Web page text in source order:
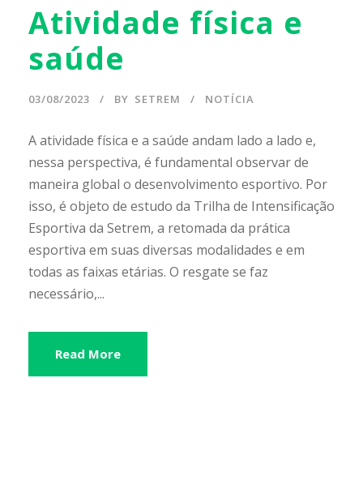
Atividade física e
saúde
03/08/2023 BY SETREM NOTÍCIA
A atividade física e a saúde andam lado a lado e,
nessa perspectiva, é fundamental observar de
maneira global o desenvolvimento esportivo. Por
isso, é objeto de estudo da Trilha de Intensificação
Esportiva da Setrem, a retomada da prática
esportiva em suas diversas modalidades e em
todas as faixas etárias. O resgate se faz
necessário,...
Read More